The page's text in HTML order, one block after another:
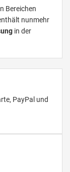
Bereichen
nunmehr
in der
PayPal und